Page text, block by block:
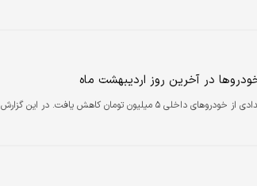
در آخرین روز اردیبهشت ماه قیمت تعدادی از خودروهای داخلی ۵ میلیون تومان کاهش یافت. در این گزارش